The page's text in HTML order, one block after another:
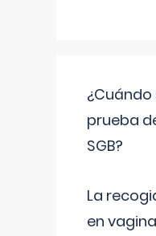
¿Cuándo
prueba
SGB?
La
en